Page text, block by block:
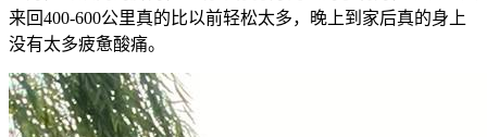
来回400-600公里真的比以前轻松太多，晚上到家后真的身上
没有太多疲惫酸痛。